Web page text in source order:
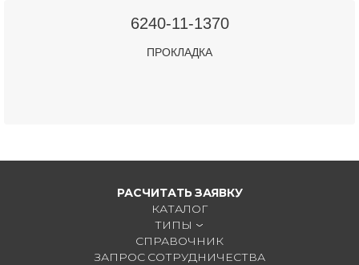
6240-11-1370
ПРОКЛАДКА
РАСЧИТАТЬ ЗАЯВКУ
КАТАЛОГ
ТИПЫ
СПРАВОЧНИК
ЗАПРОС СОТРУДНИЧЕСТВА